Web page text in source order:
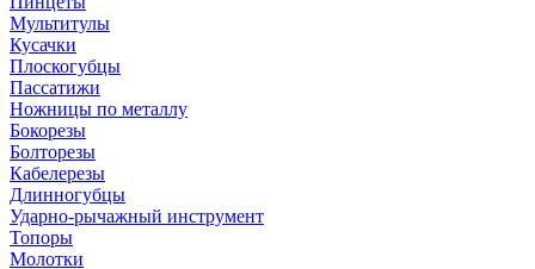
Мультитулы
Кусачки
Плоскогубцы
Пассатижи
Ножницы по металлу
Бокорезы
Болторезы
Кабелерезы
Длинногубцы
Ударно-рычажный инструмент
Топоры
Молотки